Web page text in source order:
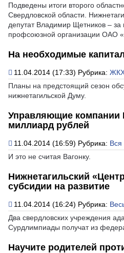
Подведены итоги второго
Свердловской области.
депутат Владимир Щетников – за
профсоюзной организации ОАО
На необходимые
11.04.2014 (17:33) Рубрика:
Планы на предстоящий сезон
нижнетагильской Думу.
Управляющие компании
миллиард рублей
11.04.2014 (16:59) Рубрика: Вся
И это не считая Вагонку.
Нижнетагильский
субсидии на развитие
11.04.2014 (16:24) Рубрика:
Два свердловских учреждения
Сурдлимпиады получат из
Научите родителей